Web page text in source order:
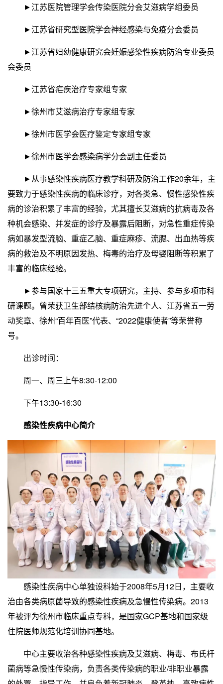
►江苏医院管理学会传染医院分会艾滋病学组委员
►江苏省研究型医院学会神经感染与免疫分会委员
►江苏省妇幼健康研究会妊娠感染性疾病防治专业委员
会委员
►江苏省疟疾治疗专家组专家
►徐州市艾滋病治疗专家组专家
►徐州市医学会医疗鉴定专家组专家
►徐州市医学会感染病学分会副主任委员
►从事感染性疾病医疗教学科研及防治工作20余年，主
要致力于感染性疾病的临床诊疗，对各类急、慢性感染性疾
病的诊治积累了丰富的经验，尤其擅长艾滋病的抗病毒及各
种机会感染、并发症的诊疗及暴露后阻断，对急性重症传染
病如暴发型流脑、重症乙脑、重症麻疹、流腮、出血热等疾
病的救治及不明原因发热、梅毒的治疗及母婴阻断等积累了
丰富的临床经验。
►参与国家十三五重大专项研究，主持、参与多项市科
研课题。曾荣获卫生部结核病防治先进个人、江苏省五一劳
动奖章、徐州“百年百医”代表、“2022健康使者”等荣誉称
号。
出诊时间：
周一、周三上午8:30-12:00
下午13:30-16:30
感染性疾病中心简介
感染性疾病中心单独设科始于2008年5月12日，主要收
治由各类病原菌导致的感染性疾病及急慢性传染病。2013
年被评为徐州市临床重点专科，是国家GCP基地和国家级
住院医师规范化培训协同基地。
中心主要收治各种感染性疾病及艾滋病、梅毒、布氏杆
菌病等急慢性传染病，负责各类传染病的职业/非职业暴露